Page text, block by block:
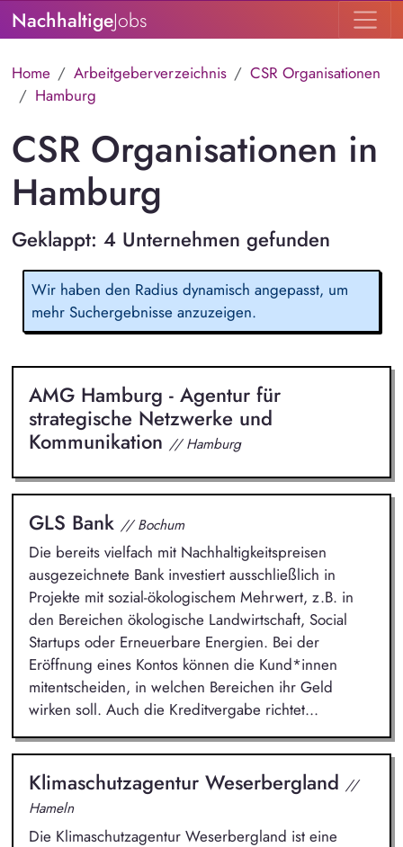
NachhaltigeJobs
Home Arbeitgeberverzeichnis
CSR Organisationen
Hamburg
CSR Organisationen in
Hamburg
Geklappt: 4 Unternehmen gefunden
Wir haben den Radius dynamisch angepasst, um
mehr Suchergebnisse anzuzeigen.
AMG Hamburg - Agentur für
strategische Netzwerke und
Kommunikation // Hamburg
GLS Bank // Bochum
Die bereits vielfach mit Nachhaltigkeitspreisen
ausgezeichnete Bank investiert ausschließlich in
Projekte mit sozial-ökologischem Mehrwert, z.B. in
den Bereichen ökologische Landwirtschaft, Social
Startups oder Erneuerbare Energien. Bei der
Eröffnung eines Kontos können die Kund*innen
mitentscheiden, in welchen Bereichen ihr Geld
wirken soll. Auch die Kreditvergabe richtet...
Klimaschutzagentur Weserbergland //
Hameln
Die Klimaschutzagentur Weserbergland ist eine